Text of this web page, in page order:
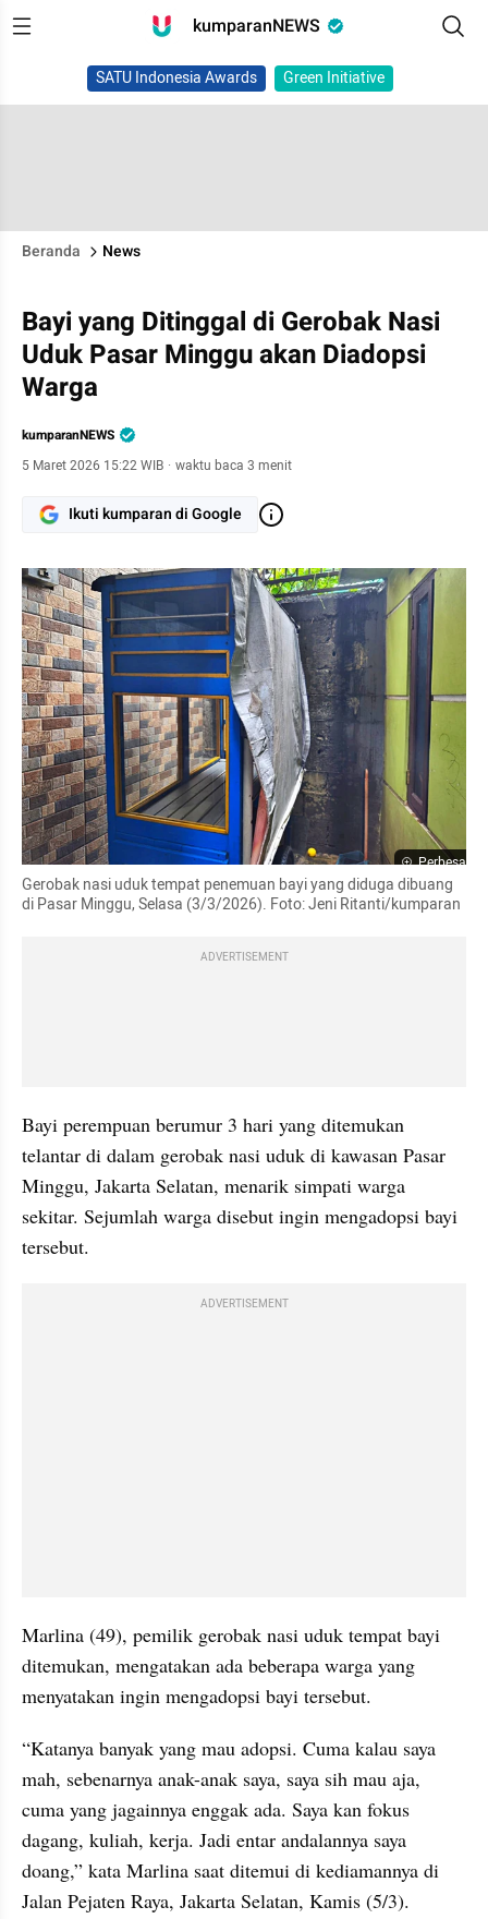
kumparanNEWS
SATU Indonesia Awards Green Initiative
Beranda News
Bayi yang Ditinggal di Gerobak Nasi
Uduk Pasar Minggu akan Diadopsi
Warga
kumparanNEWS
5 Maret 2026 15:22 WIB · waktu baca 3 menit
Ikuti kumparan di Google
Perbesar
Gerobak nasi uduk tempat penemuan bayi yang diduga dibuang
di Pasar Minggu, Selasa (3/3/2026). Foto: Jeni Ritanti/kumparan
ADVERTISEMENT
Bayi perempuan berumur 3 hari yang ditemukan
telantar di dalam gerobak nasi uduk di kawasan Pasar
Minggu, Jakarta Selatan, menarik simpati warga
sekitar. Sejumlah warga disebut ingin mengadopsi bayi
tersebut.
ADVERTISEMENT
Marlina (49), pemilik gerobak nasi uduk tempat bayi
ditemukan, mengatakan ada beberapa warga yang
menyatakan ingin mengadopsi bayi tersebut.
“Katanya banyak yang mau adopsi. Cuma kalau saya
mah, sebenarnya anak-anak saya, saya sih mau aja,
cuma yang jagainnya enggak ada. Saya kan fokus
dagang, kuliah, kerja. Jadi entar andalannya saya
doang,” kata Marlina saat ditemui di kediamannya di
Jalan Pejaten Raya, Jakarta Selatan, Kamis (5/3).